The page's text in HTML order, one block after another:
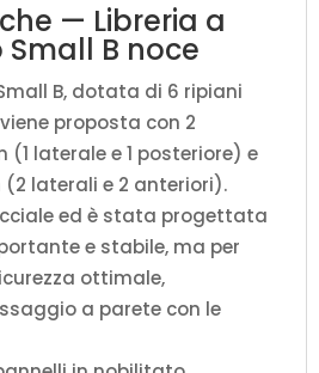
— Libreria a
B noce
B, dotata di 6 ripiani
proposta con 2
(1 laterale e 1 posteriore) e
(2 laterali e 2 anteriori).
ed è stata progettata
e stabile, ma per
ottimale,
a parete con le